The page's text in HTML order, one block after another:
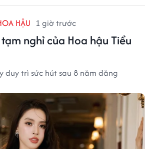
HẬU 1 giờ trước
nghỉ của Hoa hậu Tiểu
duy trì sức hút sau 8 năm đăng